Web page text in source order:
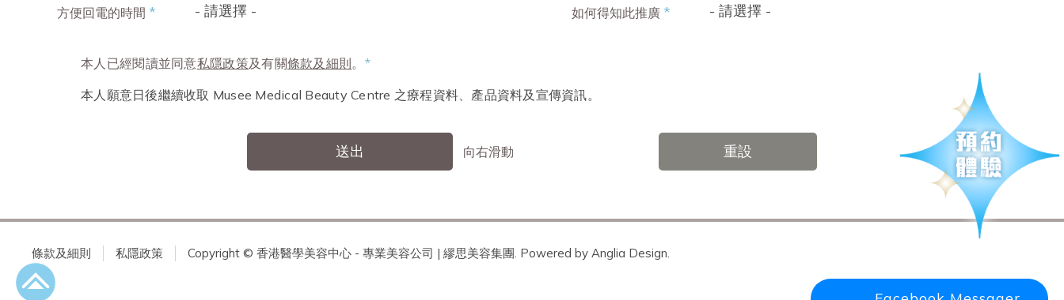
方便回電的時間 * - 請選擇 - 如何得知此推廣 * - 請選擇 -
本人已經閱讀並同意私隱政策及有關條款及細則。 *
本人願意日後繼續收取 Musee Medical Beauty Centre 之療程資料、產品資料及宣傳資訊。
送出 向右滑動 重設
條款及細則 私隱政策 Copyright © 香港醫學美容中心 - 專業美容公司 | 繆思美容集團. Powered by Anglia Design